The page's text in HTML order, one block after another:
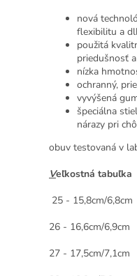
nová
flexibilitu a
použitá
priedušnosť
nízka
ochranný,
vyvýšená
špeciálna
nárazy pri
obuv testovaná v
Veľkostná tabuľka
25 - 15,8cm/6,8cm
26 - 16,6cm/6,9cm
27 - 17,5cm/7,1cm